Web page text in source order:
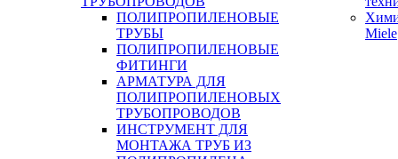
ПОЛИПРОПИЛЕНОВЫЕ
ТРУБЫ
ПОЛИПРОПИЛЕНОВЫЕ
ФИТИНГИ
АРМАТУРА ДЛЯ
ПОЛИПРОПИЛЕНОВЫХ
ТРУБОПРОВОДОВ
ИНСТРУМЕНТ ДЛЯ
МОНТАЖА ТРУБ ИЗ
Miele